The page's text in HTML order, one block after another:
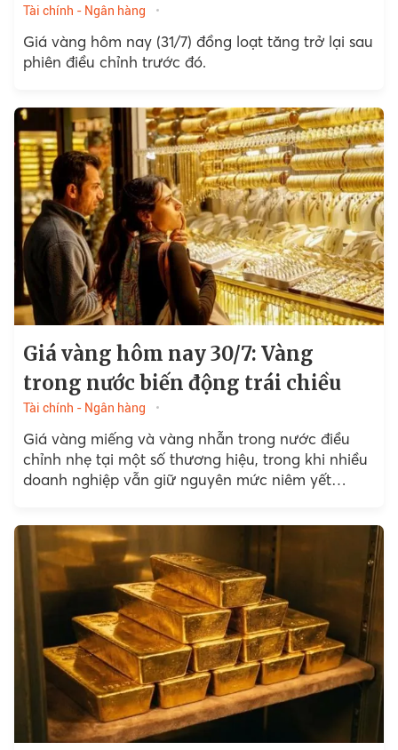
Tài chính - Ngân hàng
Giá vàng hôm nay (31/7) đồng loạt tăng trở lại sau
phiên điều chỉnh trước đó.
Giá vàng hôm nay 30/7: Vàng
trong nước biến động trái chiều
Tài chính - Ngân hàng
Giá vàng miếng và vàng nhẫn trong nước điều
chỉnh nhẹ tại một số thương hiệu, trong khi nhiều
doanh nghiệp vẫn giữ nguyên mức niêm yết…